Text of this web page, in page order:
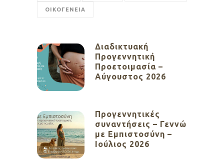
ΟΙΚΟΓΕΝΕΙΑ
Διαδικτυακή
Προγεννητική
Προετοιμασία –
Αύγουστος 2026
Προγεννητικές
συναντήσεις – Γεννώ
με Εμπιστοσύνη –
Ιούλιος 2026